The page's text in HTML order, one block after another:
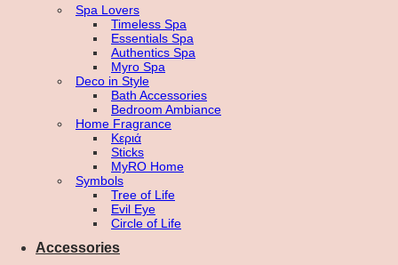
Spa Lovers
Timeless Spa
Essentials Spa
Authentics Spa
Myro Spa
Deco in Style
Bath Accessories
Bedroom Ambiance
Home Fragrance
Κεριά
Sticks
MyRO Home
Symbols
Tree of Life
Evil Eye
Circle of Life
Accessories